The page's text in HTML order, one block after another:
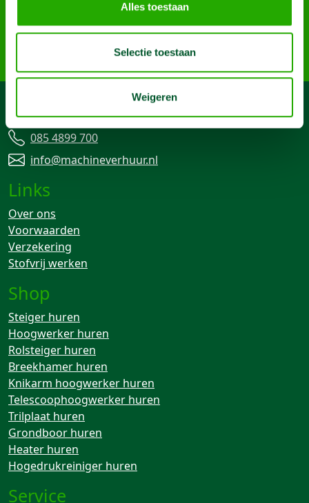
Alles toestaan
Selectie toestaan
Weigeren
Arma Machine Verhuur
Nijverheidslaan 95-A, 3903 AN Veenendaal
info@machineverhuur.nl
Contact
085 4899 700
info@machineverhuur.nl
Links
Over ons
Voorwaarden
Verzekering
Stofvrij werken
Shop
Steiger huren
Hoogwerker huren
Rolsteiger huren
Breekhamer huren
Knikarm hoogwerker huren
Telescoophoogwerker huren
Trilplaat huren
Grondboor huren
Heater huren
Hogedrukreiniger huren
Service